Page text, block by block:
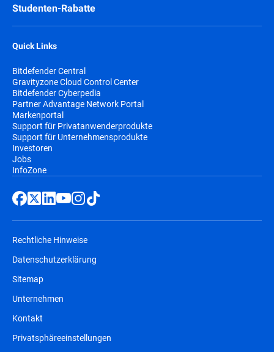
Studenten-Rabatte
Quick Links
Bitdefender Central
Gravityzone Cloud Control Center
Bitdefender Cyberpedia
Partner Advantage Network Portal
Markenportal
Support für Privatanwenderprodukte
Support für Unternehmensprodukte
Investoren
Jobs
InfoZone
Rechtliche Hinweise
Datenschutzerklärung
Sitemap
Unternehmen
Kontakt
Privatsphäreeinstellungen